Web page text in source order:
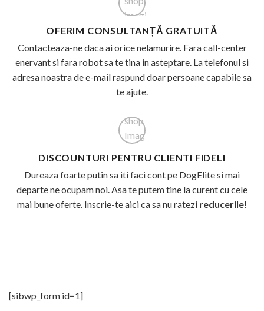
OFERIM CONSULTANȚĂ GRATUITĂ
Contacteaza-ne daca ai orice nelamurire. Fara call-center
enervant si fara robot sa te tina in asteptare. La telefonul si
adresa noastra de e-mail raspund doar persoane capabile sa
te ajute.
DISCOUNTURI PENTRU CLIENTI FIDELI
Dureaza foarte putin sa iti faci cont pe DogElite si mai
departe ne ocupam noi. Asa te putem tine la curent cu cele
mai bune oferte. Inscrie-te aici ca sa nu ratezi reducerile!
[sibwp_form id=1]